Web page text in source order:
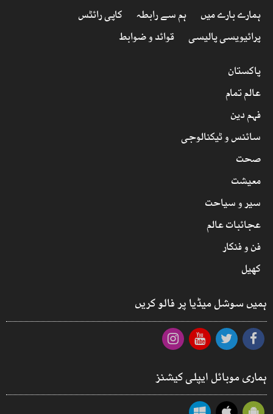
ہمارے بارے میں ہم سے رابطہ
کاپی رائٹس
پرائیویسی پالیسی
قوائد و ضوابط
پاکستان
عالم تمام
فہم دین
سائنس و ٹیکنالوجی
صحت
معیشت
سیر و سیاحت
عجائبات عالم
فن و فنکار
کھیل
ہمیں سوشل میڈیا پر فالو کریں
ہماری موبائل ایپلی کیشنز